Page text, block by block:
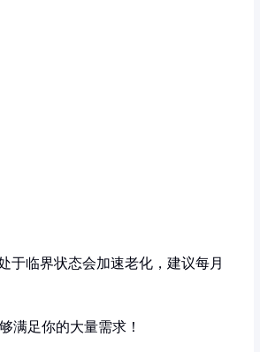
于临界状态会加速老化，建议每月
满足你的大量需求！